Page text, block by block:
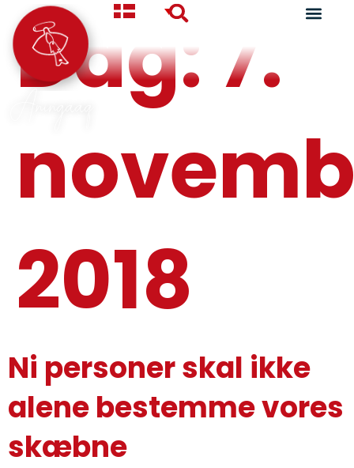
Dag: 7.
2018
Ni personer skal ikke
alene bestemme vores
skæbne